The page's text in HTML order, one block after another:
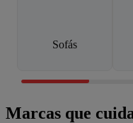
Sofás
Marcas que